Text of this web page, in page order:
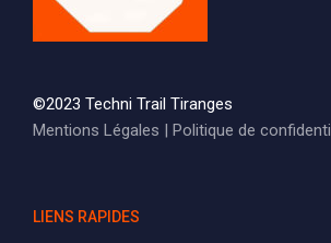
©2023 Techni Trail Tiranges
Mentions Légales | Politique de
LIENS RAPIDES